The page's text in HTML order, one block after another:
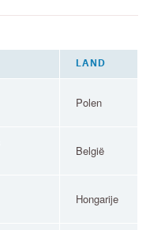
LAND
Polen
België
Hongarije